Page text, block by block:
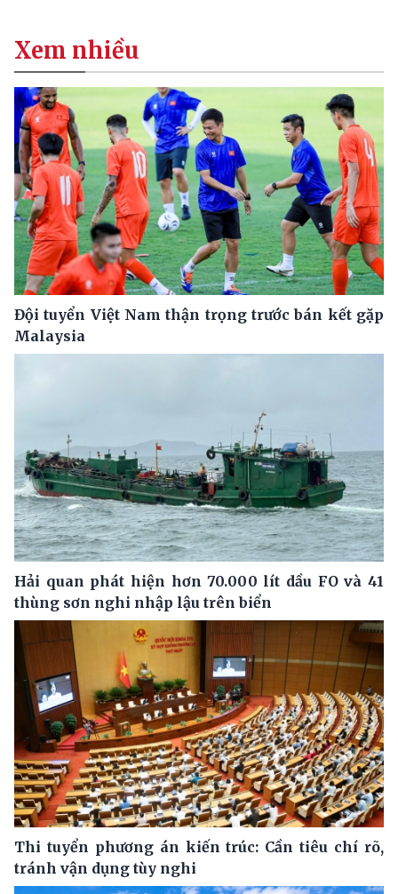
Xem nhiều
Đội tuyển Việt Nam thận trọng trước bán kết gặp
Malaysia
Hải quan phát hiện hơn 70.000 lít dầu FO và 41
thùng sơn nghi nhập lậu trên biển
Thi tuyển phương án kiến trúc: Cần tiêu chí rõ,
tránh vận dụng tùy nghi